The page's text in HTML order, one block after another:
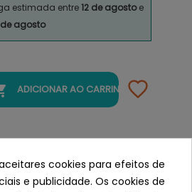
estimada entre12 de agostoe
de agosto
ADICIONAR AO CARRINHO
Stangest Dentican
y Gatos
cookies para efeitos de
e publicidade. Os cookies de